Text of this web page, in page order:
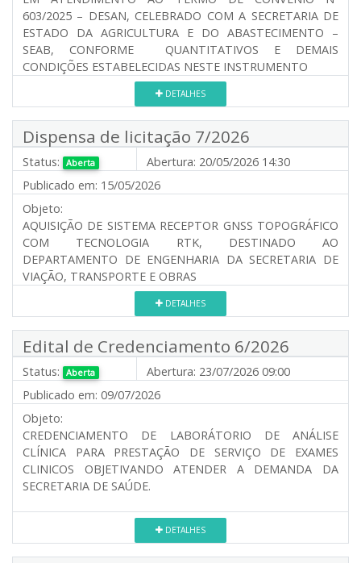
603/2025 – DESAN, CELEBRADO COM A SECRETARIA DE
ESTADO DA AGRICULTURA E DO ABASTECIMENTO –
SEAB, CONFORME QUANTITATIVOS E DEMAIS
CONDIÇÕES ESTABELECIDAS NESTE INSTRUMENTO
DETALHES
Dispensa de licitação 7/2026
Status: Aberta Abertura: 20/05/2026 14:30
Publicado em: 15/05/2026
Objeto:
AQUISIÇÃO DE SISTEMA RECEPTOR GNSS TOPOGRÁFICO
COM TECNOLOGIA RTK, DESTINADO AO
DEPARTAMENTO DE ENGENHARIA DA SECRETARIA DE
VIAÇÃO, TRANSPORTE E OBRAS
DETALHES
Edital de Credenciamento 6/2026
Status: Aberta Abertura: 23/07/2026 09:00
Publicado em: 09/07/2026
Objeto:
CREDENCIAMENTO DE LABORÁTORIO DE ANÁLISE
CLÍNICA PARA PRESTAÇÃO DE SERVIÇO DE EXAMES
CLINICOS OBJETIVANDO ATENDER A DEMANDA DA
SECRETARIA DE SAÚDE.
DETALHES